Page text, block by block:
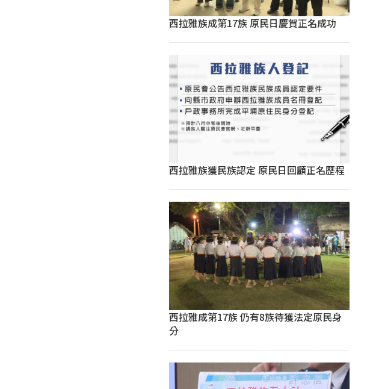
西拉雅族成第17族 原民日慶賀正名成功
西拉雅族獲民族認定 原民日回顧正名歷程
西拉雅成第17族 仍有8族待獲法定原民身
分